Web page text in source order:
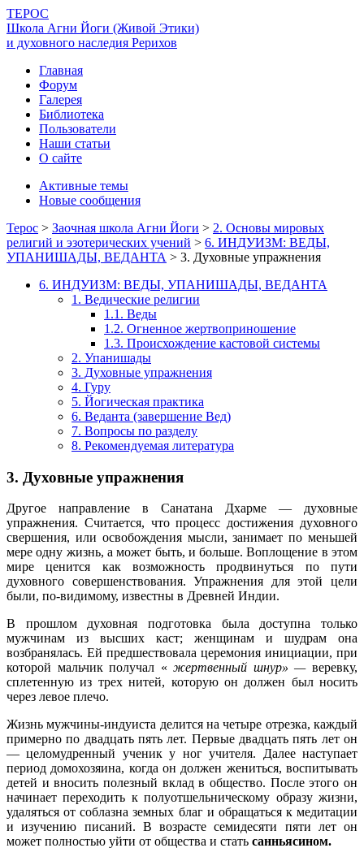
ТЕРОС
Школа Агни Йоги (Живой Этики)
и духовного наследия Рерихов
Главная
Форум
Галерея
Библиотека
Пользователи
Наши статьи
О сайте
Активные темы
Новые сообщения
Терос > Заочная школа Агни Йоги > 2. Основы мировых
религий и эзотерических учений > 6. ИНДУИЗМ: ВЕДЫ,
УПАНИШАДЫ, ВЕДАНТА > 3. Духовные упражнения
6. ИНДУИЗМ: ВЕДЫ, УПАНИШАДЫ, ВЕДАНТА
1. Ведические религии
1.1. Веды
1.2. Огненное жертвоприношение
1.3. Происхождение кастовой системы
2. Упанишады
3. Духовные упражнения
4. Гуру
5. Йогическая практика
6. Веданта (завершение Вед)
7. Вопросы по разделу
8. Рекомендуемая литература
3. Духовные упражнения
Другое направление в Санатана Дхарме — духовные
упражнения. Считается, что процесс достижения духовного
свершения, или освобождения мысли, занимает по меньшей
мере одну жизнь, а может быть, и больше. Воплощение в этом
мире ценится как возможность продвинуться по пути
духовного совершенствования. Упражнения для этой цели
были, по-видимому, известны в Древней Индии.
В прошлом духовная подготовка была доступна только
мужчинам из высших каст; женщинам и шудрам она
возбранялась. Ей предшествовала церемония инициации, при
которой мальчик получал «жертвенный шнур» —веревку,
сплетенную из трех нитей, которую он должен был носить
через левое плечо.
Жизнь мужчины-индуиста делится на четыре отрезка, каждый
примерно по двадцать пять лет. Первые двадцать пять лет он
— целомудренный ученик у ног учителя. Далее наступает
период домохозяина, когда он должен жениться, воспитывать
детей и вносить полезный вклад в общество. После этого он
начинает переходить к полуотшельническому образу жизни,
удаляться от соблазна земных благ и обращаться к медитации
и изучению писаний. В возрасте семидесяти пяти лет он
может полностью уйти от общества и стать санньясином.